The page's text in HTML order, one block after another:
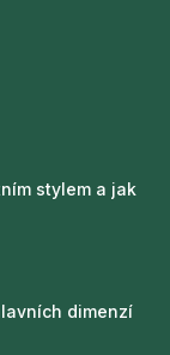
stylem a jak
dimenzí